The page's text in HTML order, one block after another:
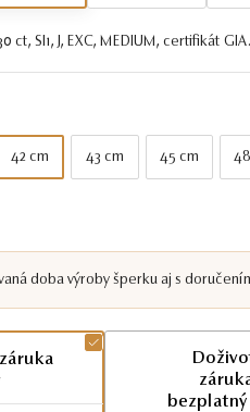
ct, SI1, J, EXC, MEDIUM, certifikát GIA.
42 cm 43 cm 45 cm
doba výroby šperku aj s
bezplatný